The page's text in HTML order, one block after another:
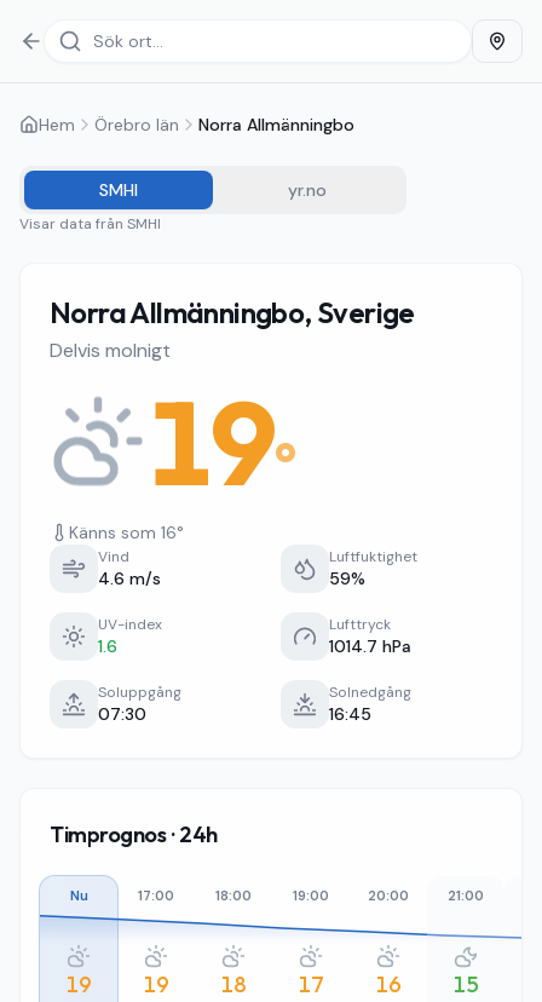
Hem Örebro län Norra Allmänningbo
SMHI yr.no
Visar data från SMHI
Norra Allmänningbo, Sverige
Delvis molnigt
19°
Känns som 16°
Vind
4.6 m/s
Luftfuktighet
59%
UV-index
1.6
Lufttryck
1014.7 hPa
Soluppgång
07:30
Solnedgång
16:45
Timprognos · 24h
Nu
19
17:00
19
18:00
18
19:00
17
20:00
16
21:00
15